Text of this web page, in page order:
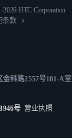
2026 HTC Corporation
条款
科路2557号101-A室
号营业执照